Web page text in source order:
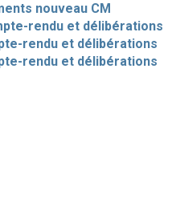
nouveau CM
rendu et délibérations
rendu et délibérations
rendu et délibérations